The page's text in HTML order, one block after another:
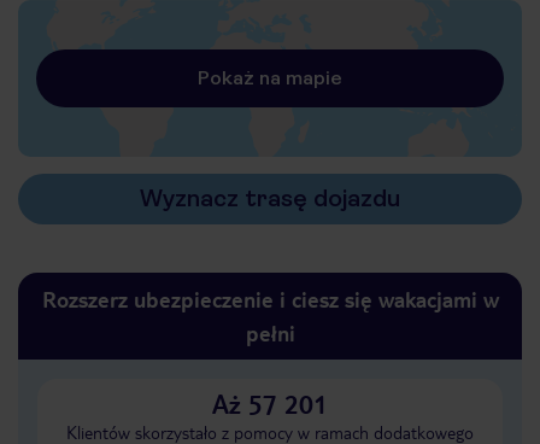
Pokaż na mapie
Wyznacz trasę dojazdu
Rozszerz ubezpieczenie i ciesz się wakacjami w
pełni
Aż 57 201
Klientów skorzystało z pomocy w ramach dodatkowego